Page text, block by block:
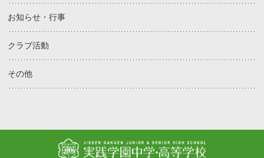
お知らせ・行事
クラブ活動
その他